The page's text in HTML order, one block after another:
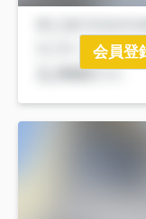
会員登